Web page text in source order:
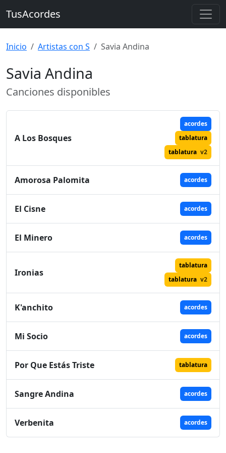
TusAcordes
Inicio Artistas con S Savia Andina
Savia Andina
Canciones disponibles
A Los Bosques
acordes
tablatura
tablatura v2
Amorosa Palomita acordes
El Cisne acordes
El Minero acordes
Ironias
tablatura
tablatura v2
K'anchito acordes
Mi Socio acordes
Por Que Estás Triste tablatura
Sangre Andina acordes
Verbenita acordes